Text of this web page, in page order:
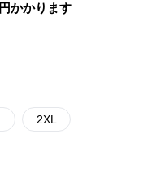
円かかります
2XL